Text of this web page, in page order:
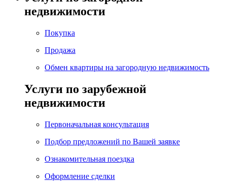
недвижимости
Покупка
Продажа
Обмен квартиры на загородную недвижимость
Услуги по зарубежной
недвижимости
Первоначальная консультация
Подбор предложений по Вашей заявке
Ознакомительная поездка
Оформление сделки